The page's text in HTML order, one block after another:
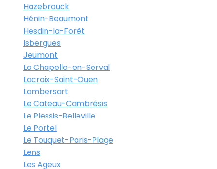
Hazebrouck
Hénin-Beaumont
Hesdin-la-Forêt
Isbergues
Jeumont
La Chapelle-en-Serval
Lacroix-Saint-Ouen
Lambersart
Le Cateau-Cambrésis
Le Plessis-Belleville
Le Portel
Le Touquet-Paris-Plage
Lens
Les Ageux